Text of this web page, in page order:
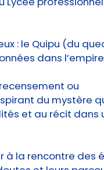
: le Quipu (du
dans
ou
du mystère
et au récit dans
à la rencontre des